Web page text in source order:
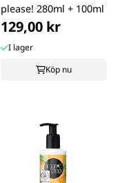
please! 280ml + 100ml
129,00 kr
I lager
Köp nu